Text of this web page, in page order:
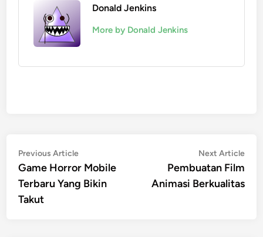
Donald Jenkins
More by Donald Jenkins
Post
navigation
Previous ArticlePrevious
article:
Game Horror Mobile
Terbaru Yang Bikin
Takut
Next Article
Pembuatan Film
Animasi Berkualitas